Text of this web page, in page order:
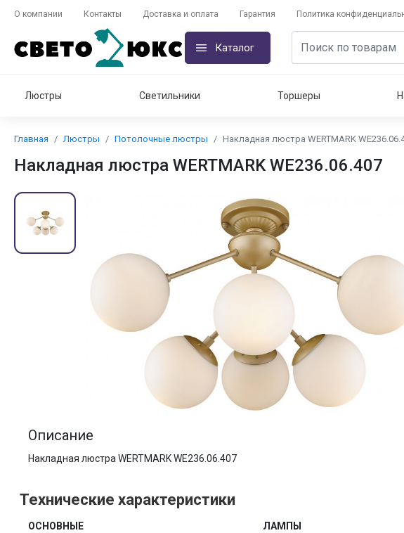
О компании Контакты Доставка и оплата Гарантия Политика
Каталог
Люстры Светильники Торшеры
Главная Люстры Потолочные люстры Накладная люстра WERTMARK
Накладная люстра WERTMARK WE236.06.407
Описание
Накладная люстра WERTMARK WE236.06.407
Технические характеристики
ОСНОВНЫЕ ЛАМПЫ